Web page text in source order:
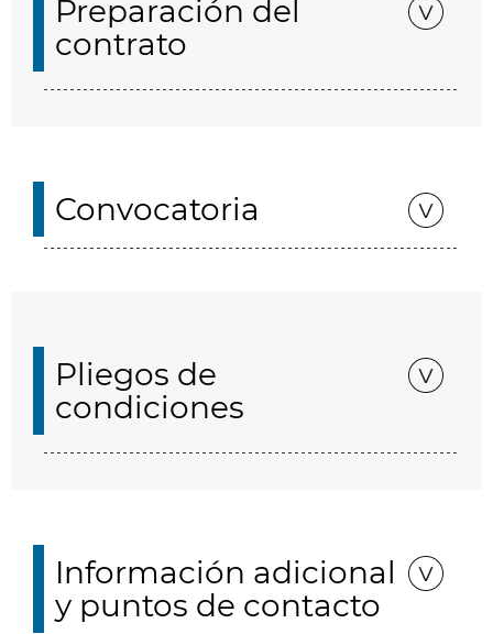
Preparación del
contrato
Convocatoria
Pliegos de
condiciones
Información adicional
y puntos de contacto